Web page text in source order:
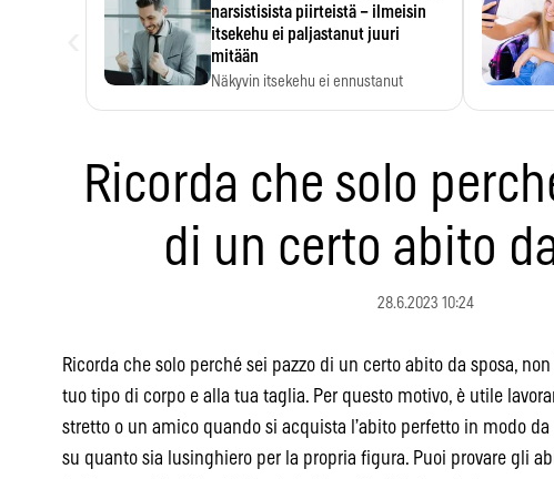
narsistisista piirteistä – ilmeisin
itsekehu ei paljastanut juuri
mitään
Näkyvin itsekehu ei ennustanut
Ricorda che solo
di un certo abito
28.6.2023 10:24
Ricorda che solo perché sei pazzo di un certo abito da sposa,
tuo tipo di corpo e alla tua taglia. Per questo motivo, è utile
stretto o un amico quando si acquista l’abito perfetto in modo da
su quanto sia lusinghiero per la propria figura. Puoi provare gli